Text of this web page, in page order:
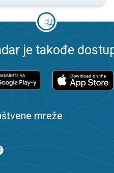
je takođe
mreže